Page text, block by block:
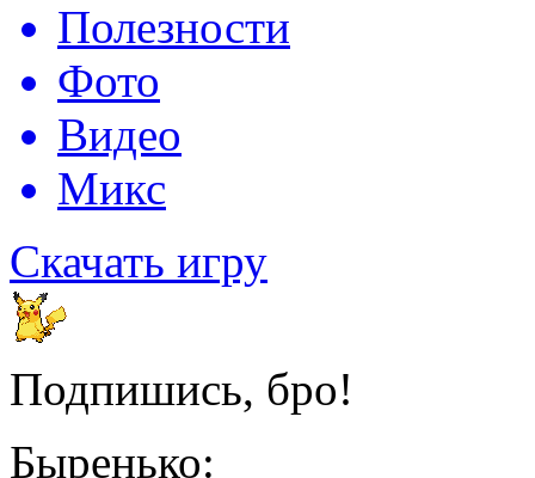
Полезности
Фото
Видео
Микс
Скачать игру
Подпишись, бро!
Быренько: